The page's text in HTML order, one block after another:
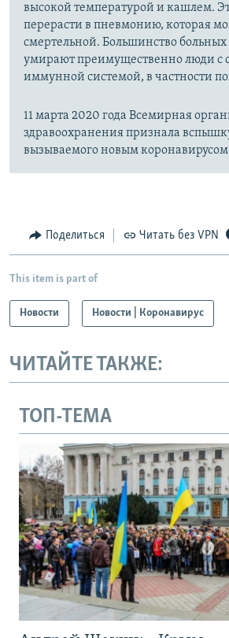
высокой температурой и кашлем.
перерасти в пневмонию, которая
смертельной. Большинство больных
умирают преимущественно люди с
иммунной системой, в частности
11 марта 2020 года Всемирная
здравоохранения признала
вызываемого новым
Поделиться Читать без VPN
This item is part of
Новости Новости | Коронавирус
ЧИТАЙТЕ ТАКЖЕ:
ТОП-ТЕМА